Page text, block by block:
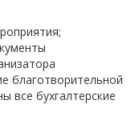
благотворительной
бухгалтерские